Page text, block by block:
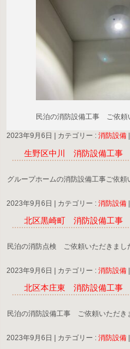
民泊の消防設備工事 ご依頼
2023年9月6日 カテゴリー : 消防設備
生野区中川 消防設備工事
グループホームの消防設備工事ご依頼
2023年9月6日 | カテゴリー : 消防設備 |
北区黒崎町 消防設備工事
民泊の消防点検 ご依頼いただきまし
2023年9月6日 カテゴリー : 消防設備
北区本庄東 消防設備工事
民泊の消防設備工事 ご依頼いただき
2023年9月6日 カテゴリー : 消防設備